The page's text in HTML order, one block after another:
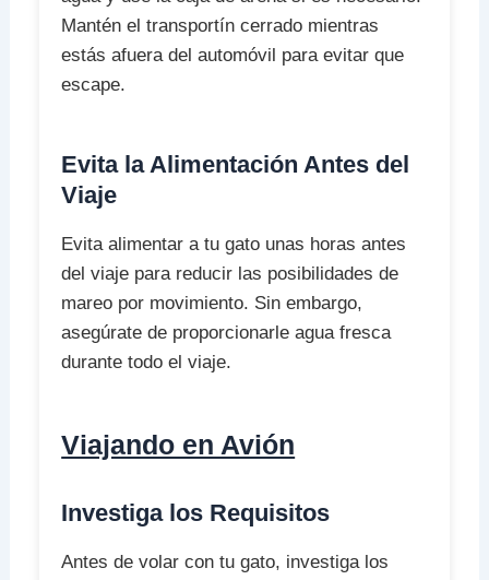
Mantén el transportín cerrado mientras
estás afuera del automóvil para evitar que
escape.
Evita la Alimentación Antes del
Viaje
Evita alimentar a tu gato unas horas antes
del viaje para reducir las posibilidades de
mareo por movimiento. Sin embargo,
asegúrate de proporcionarle agua fresca
durante todo el viaje.
Viajando en Avión
Investiga los Requisitos
Antes de volar con tu gato, investiga los